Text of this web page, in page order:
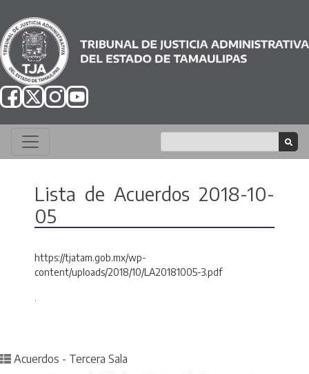
Lista de Acuerdos 2018-10-
05
https://tjatam.gob.mx/wp-
content/uploads/2018/10/LA20181005-3.pdf
.
Posted in
Acuerdos - Tercera Sala